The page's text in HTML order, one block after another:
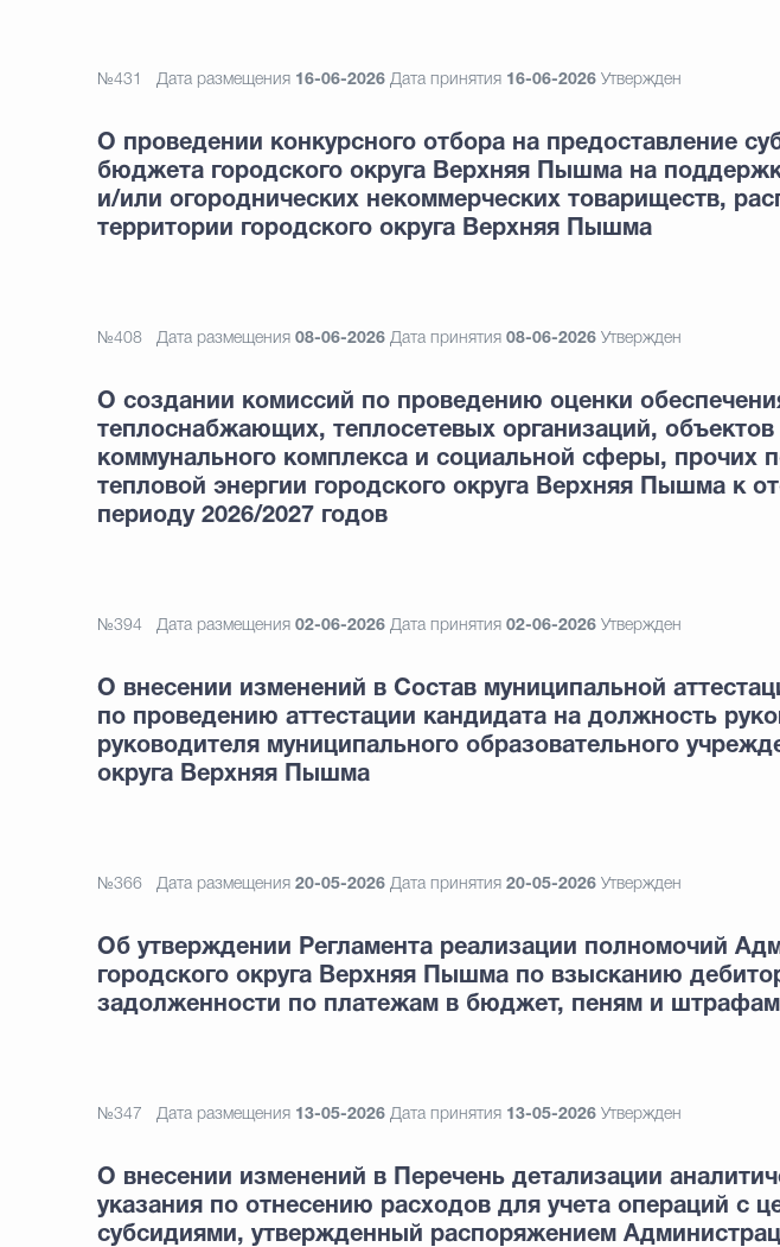
№431 Дата размещения 16-06-2026 Дата принятия 16-06-2026 Утвержден
О проведении конкурсного отбора на предоставление
бюджета городского округа Верхняя Пышма на
и/или огороднических некоммерческих товариществ,
территории городского округа Верхняя Пышма
№408 Дата размещения 08-06-2026 Дата принятия 08-06-2026 Утвержден
О создании комиссий по проведению оценки
теплоснабжающих, теплосетевых организаций,
коммунального комплекса и социальной сферы, прочих
тепловой энергии городского округа Верхняя Пышма к
периоду 2026/2027 годов
№394 Дата размещения 02-06-2026 Дата принятия 02-06-2026 Утвержден
О внесении изменений в Cостав муниципальной
по проведению аттестации кандидата на должность
руководителя муниципального образовательного
округа Верхняя Пышма
№366 Дата размещения 20-05-2026 Дата принятия 20-05-2026 Утвержден
Об утверждении Регламента реализации полномочий
городского округа Верхняя Пышма по взысканию
задолженности по платежам в бюджет, пеням и
№347 Дата размещения 13-05-2026 Дата принятия 13-05-2026 Утвержден
О внесении изменений в Перечень детализации
указания по отнесению расходов для учета операций с
субсидиями, утвержденный распоряжением